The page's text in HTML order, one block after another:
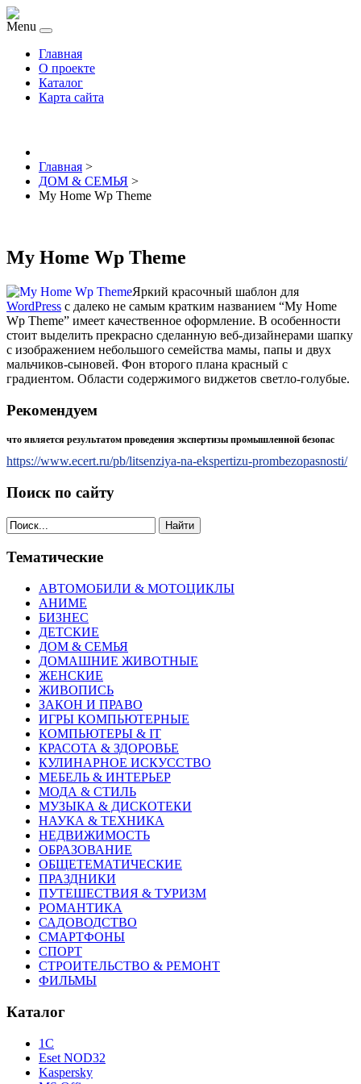
Menu
Главная
О проекте
Каталог
Карта сайта
Главная >
ДОМ & СЕМЬЯ >
My Home Wp Theme
My Home Wp Theme
Яркий красочный шаблон для
WordPress с далеко не самым кратким названием “My Home
Wp Theme” имеет качественное оформление. В особенности
стоит выделить прекрасно сделанную веб-дизайнерами шапку
с изображением небольшого семейства мамы, папы и двух
мальчиков-сыновей. Фон второго плана красный с
градиентом. Области содержимого виджетов светло-голубые.
Рекомендуем
что является результатом проведения экспертизы промышленной безопас
https://www.ecert.ru/pb/litsenziya-na-ekspertizu-prombezopasnosti/
Поиск по сайту
Найти
Тематические
АВТОМОБИЛИ & МОТОЦИКЛЫ
АНИМЕ
БИЗНЕС
ДЕТСКИЕ
ДОМ & СЕМЬЯ
ДОМАШНИЕ ЖИВОТНЫЕ
ЖЕНСКИЕ
ЖИВОПИСЬ
ЗАКОН И ПРАВО
ИГРЫ КОМПЬЮТЕРНЫЕ
КОМПЬЮТЕРЫ & IT
КРАСОТА & ЗДОРОВЬЕ
КУЛИНАРНОЕ ИСКУССТВО
МЕБЕЛЬ & ИНТЕРЬЕР
МОДА & СТИЛЬ
МУЗЫКА & ДИСКОТЕКИ
НАУКА & ТЕХНИКА
НЕДВИЖИМОСТЬ
ОБРАЗОВАНИЕ
ОБЩЕТЕМАТИЧЕСКИЕ
ПРАЗДНИКИ
ПУТЕШЕСТВИЯ & ТУРИЗМ
РОМАНТИКА
САДОВОДСТВО
СМАРТФОНЫ
СПОРТ
СТРОИТЕЛЬСТВО & РЕМОНТ
ФИЛЬМЫ
Каталог
1С
Eset NOD32
Kaspersky